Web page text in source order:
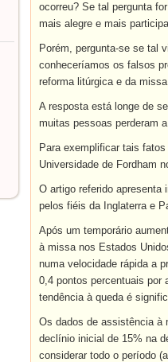
ocorreu? Se tal pergunta
mais alegre e mais
Porém, pergunta-se se tal
conheceríamos os falsos
reforma litúrgica e da
A resposta está longe de
muitas pessoas perderam
Para exemplificar tais
Universidade de Fordham
O artigo referido
pelos fiéis da Inglaterra e
Após um temporário
à missa nos Estados
numa velocidade rápida a
0,4 pontos percentuais
tendência à queda é
Os dados de assistência à
declínio inicial de 15% na
considerar todo o período